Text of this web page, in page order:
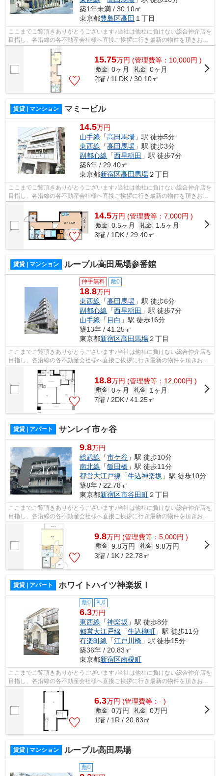
築1年未満 / 30.10㎡
東京都豊島区高田 １丁目
ここまでご覧頂きありがとうございます♪当社は他社に負けない総合仲介店を
目指し、各沿線の各不動産会社様へ直接ご挨拶に行き最新の物件を頂きお客
様へ提供しております！最新の情報は...
15.75万円 (管理費等：10,000円 )
敷金 0ヶ月 礼金 0ヶ月
2階 / 1LDK / 30.10㎡
賃貸 | マンション マミービル
14.5万円
山手線 「高田馬場 」駅 徒歩5分
東西線 「高田馬場 」駅 徒歩3分
副都心線 「西早稲田 」駅 徒歩7分
築6年 / 29.40㎡
東京都新宿区高田馬場２丁目
ここまでご覧頂きありがとうございます♪当社は他社に負けない総合仲介店を
目指し、各沿線の各不動産会社様へ直接ご挨拶に行き最新の物件を頂きお客
様へ提供しております！最新の情報は...
14.5万円 (管理費等：7,000円 )
敷金 0.5ヶ月 礼金
1.5ヶ月
3階 / 1DK / 29.40㎡
賃貸 | マンション ルーブル高田馬場参番館
仲手無料 敷0
18.8万円
東西線 「高田馬場 」駅 徒歩6分
副都心線 「西早稲田 」駅 徒歩7分
山手線 「 目白 」駅 徒歩16分
築13年 / 41.25㎡
東京都新宿区高田馬場２丁目
ここまでご覧頂きありがとうございます♪当社は他社に負けない総合仲介店を
目指し、各沿線の各不動産会社様へ直接ご挨拶に行き最新の物件を頂きお客
様へ提供しております！最新の情報は...
18.8万円 (管理費等：12,000円 )
敷金 0ヶ月 礼金
1ヶ月
7階 / 2DK / 41.25㎡
賃貸 | アパート サンレイ市ヶ谷
9.8万円
総武線 「市ケ谷 」駅 徒歩10分
南北線 「飯田橋 」駅 徒歩11分
都営大江戸線 「牛込神楽坂 」駅 徒歩10分
築8年 / 22.78㎡
東京都新宿区市谷田町２丁目
ここまでご覧頂きありがとうございます♪当社は他社に負けない総合仲介店を
目指し、各沿線の各不動産会社様へ直接ご挨拶に行き最新の物件を頂きお客
様へ提供しております！最新の情報は...
9.8万円 (管理費等：5,000円 )
敷金 9.8万円 礼金 9.8万円
3階 / 1K / 22.78㎡
賃貸 | アパート ホワイトハイツ神楽坂Ⅰ
敷0 礼0
6.3万円
東西線 「神楽坂 」駅 徒歩8分
都営大江戸線 「牛込柳町 」駅 徒歩11分
有楽町線 「江戸川橋 」駅 徒歩15分
築36年 / 20.83㎡
東京都新宿区南榎町
ここまでご覧頂きありがとうございます♪当社は他社に負けない総合仲介店を
目指し、各沿線の各不動産会社様へ直接ご挨拶に行き最新の物件を頂きお客
様へ提供しております！最新の情報は...
6.3万円 (管理費等：- )
敷金 0万円 礼金 0万円
1階 / 1R / 20.83㎡
賃貸 | マンション ルーブル高田馬場
敷0